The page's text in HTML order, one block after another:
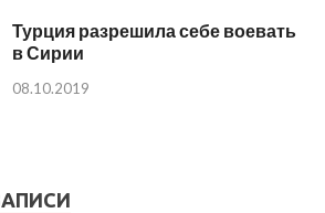
Турция разрешила себе воевать
в Сирии
08.10.2019